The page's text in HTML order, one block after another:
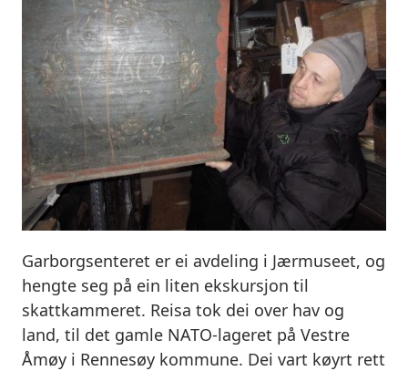
Garborgsenteret er ei avdeling i Jærmuseet, og
hengte seg på ein liten ekskursjon til
skattkammeret. Reisa tok dei over hav og
land, til det gamle NATO-lageret på Vestre
Åmøy i Rennesøy kommune. Dei vart køyrt rett